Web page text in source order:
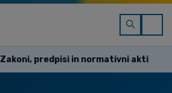
Zakoni, predpisi in normativni akti